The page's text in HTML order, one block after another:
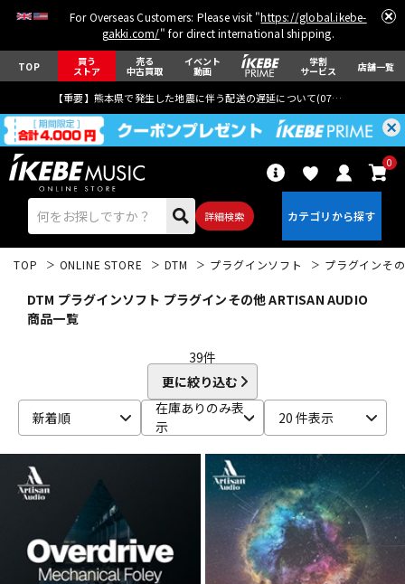
For Overseas Customers: Please visit "https://global.ikebe-
gakki.com/" for direct international shipping.
TOP 買う
ストア
売る
中古買取
イベント
動画
学割
サービス 店舗一覧
【重要】熊本県で発生した地震に伴う配送の遅延について(07月29日
詳細検索
0
ベース ウクレレ
ドラム パーカッション
キーボード 電子ピアノ
TOP ONLINE STORE DTM プラグインソフト プラグインそ
DTM プラグインソフト プラグインその他 ARTISAN AUDIO
商品一覧
39件
更に絞り込む
新着順
在庫ありのみ表
示
20 件表示